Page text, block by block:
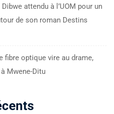
attendu à l’UOM pour un
de son roman Destins
fibre optique vire au drame,
Mwene-Ditu